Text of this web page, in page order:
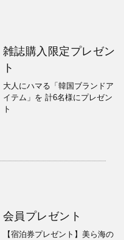
雑誌購入限定プレゼン
ト
大人にハマる「韓国ブランドア
イテム」を 計6名様にプレゼン
ト
会員プレゼント
【宿泊券プレゼント】美ら海の